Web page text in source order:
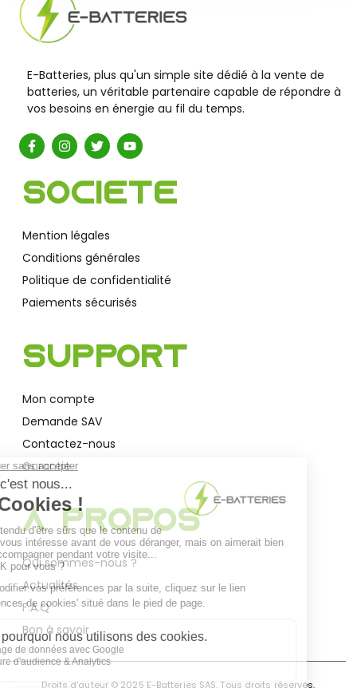
E-Batteries, plus qu'un simple site dédié à la vente de
batteries, un véritable partenaire capable de répondre à
vos besoins en énergie au fil du temps.
Société
Mention légales
Conditions générales
Politique de confidentialité
Paiements sécurisés
Support
Mon compte
Demande SAV
Contactez-nous
Garantie
A Propos
Qui sommes-nous ?
Actualités
F.A.Q
Bon à savoir
Droits d'auteur © 2025 E-Batteries SAS, Tous droits réservés.